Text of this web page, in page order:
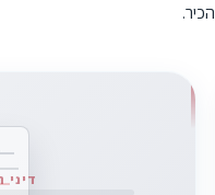
דיני